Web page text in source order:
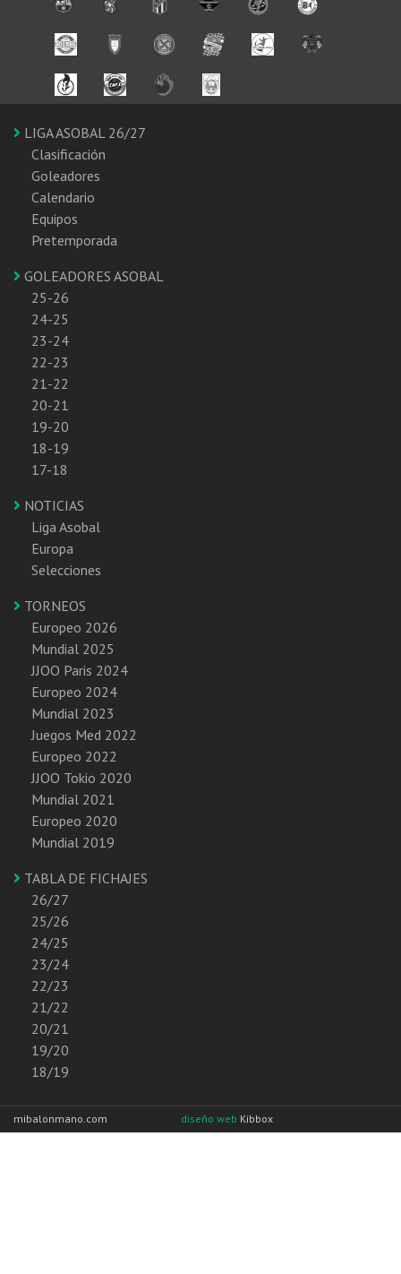
LIGA ASOBAL 26/27
Clasificación
Goleadores
Calendario
Equipos
Pretemporada
GOLEADORES ASOBAL
25-26
24-25
23-24
22-23
21-22
20-21
19-20
18-19
17-18
NOTICIAS
Liga Asobal
Europa
Selecciones
TORNEOS
Europeo 2026
Mundial 2025
JJOO Paris 2024
Europeo 2024
Mundial 2023
Juegos Med 2022
Europeo 2022
JJOO Tokio 2020
Mundial 2021
Europeo 2020
Mundial 2019
TABLA DE FICHAJES
26/27
25/26
24/25
23/24
22/23
21/22
20/21
19/20
18/19
mibalonmano.com diseño web Kibbox